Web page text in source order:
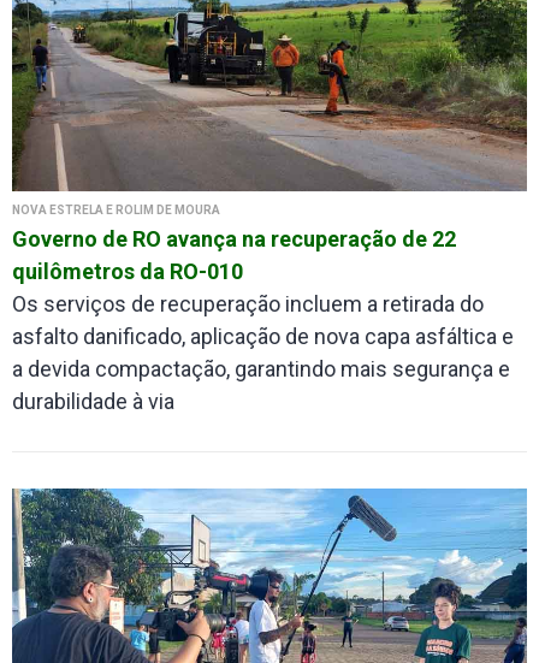
NOVA ESTRELA E ROLIM DE MOURA
Governo de RO avança na recuperação de 22
quilômetros da RO-010
Os serviços de recuperação incluem a retirada do
asfalto danificado, aplicação de nova capa asfáltica e
a devida compactação, garantindo mais segurança e
durabilidade à via